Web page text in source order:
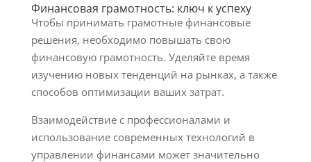
Финансовая грамотность: ключ к успеху
Чтобы принимать грамотные финансовые
решения, необходимо повышать свою
финансовую грамотность. Уделяйте время
изучению новых тенденций на рынках, а также
способов оптимизации ваших затрат.
Взаимодействие с профессионалами и
использование современных технологий в
управлении финансами может значительно